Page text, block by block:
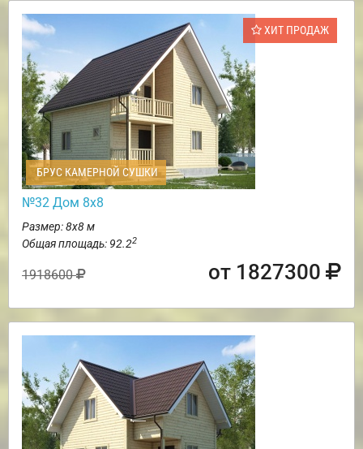
ХИТ ПРОДАЖ
БРУС КАМЕРНОЙ СУШКИ
№32 Дом 8х8
Размер: 8х8 м
Общая площадь: 92.22
1918600 от 1827300